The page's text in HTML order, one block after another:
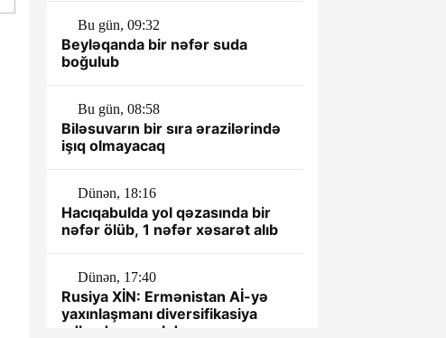
Bu gün, 09:32
Beyləqanda bir nəfər suda
boğulub
Bu gün, 08:58
Biləsuvarın bir sıra ərazilərində
işıq olmayacaq
Dünən, 18:16
Hacıqabulda yol qəzasında bir
nəfər ölüb, 1 nəfər xəsarət alıb
Dünən, 17:40
Rusiya XİN: Ermənistan Aİ-yə
yaxınlaşmanı diversifikasiya
adlandırmamalıdır